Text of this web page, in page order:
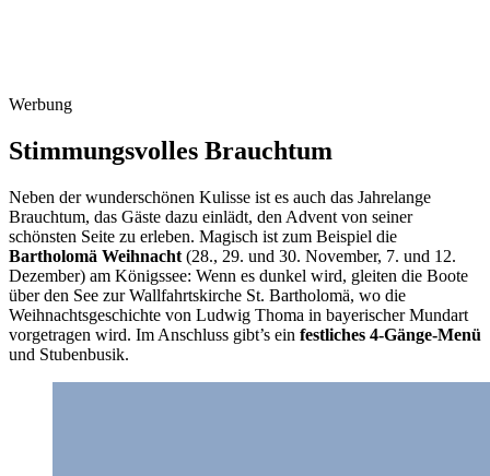
Werbung
Stimmungsvolles Brauchtum
Neben der wunderschönen Kulisse ist es auch das Jahrelange
Brauchtum, das Gäste dazu einlädt, den Advent von seiner
schönsten Seite zu erleben. Magisch ist zum Beispiel die
Bartholomä Weihnacht (28., 29. und 30. November, 7. und 12.
Dezember) am Königssee: Wenn es dunkel wird, gleiten die Boote
über den See zur Wallfahrtskirche St. Bartholomä, wo die
Weihnachtsgeschichte von Ludwig Thoma in bayerischer Mundart
vorgetragen wird. Im Anschluss gibt’s ein festliches 4-Gänge-Menü
und Stubenbusik.